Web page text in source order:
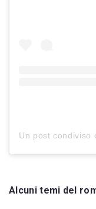
Alcuni temi del